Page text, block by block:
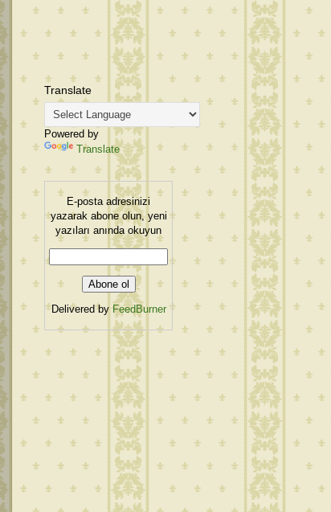
Translate
Powered by
Translate
E-posta adresinizi
yazarak abone olun, yeni
yazıları anında okuyun
Delivered byFeedBurner